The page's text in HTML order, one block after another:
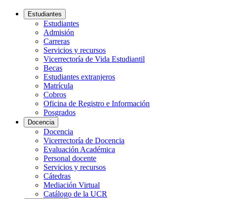
Estudiantes
Estudiantes
Admisión
Carreras
Servicios y recursos
Vicerrectoría de Vida Estudiantil
Becas
Estudiantes extranjeros
Matrícula
Cobros
Oficina de Registro e Información
Posgrados
Docencia
Docencia
Vicerrectoría de Docencia
Evaluación Académica
Personal docente
Servicios y recursos
Cátedras
Mediación Virtual
Catálogo de la UCR